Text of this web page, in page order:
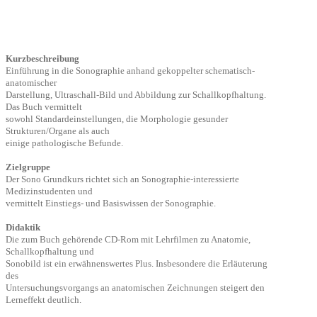
Kurzbeschreibung
Einführung in die Sonographie anhand gekoppelter schematisch-
anatomischer
Darstellung, Ultraschall-Bild und Abbildung zur Schallkopfhaltung.
Das Buch vermittelt
sowohl Standardeinstellungen, die Morphologie gesunder
Strukturen/Organe als auch
einige pathologische Befunde.
Zielgruppe
Der Sono Grundkurs richtet sich an Sonographie-interessierte
Medizinstudenten und
vermittelt Einstiegs- und Basiswissen der Sonographie.
Didaktik
Die zum Buch gehörende CD-Rom mit Lehrfilmen zu Anatomie,
Schallkopfhaltung und
Sonobild ist ein erwähnenswertes Plus. Insbesondere die Erläuterung
des
Untersuchungsvorgangs an anatomischen Zeichnungen steigert den
Lerneffekt deutlich.